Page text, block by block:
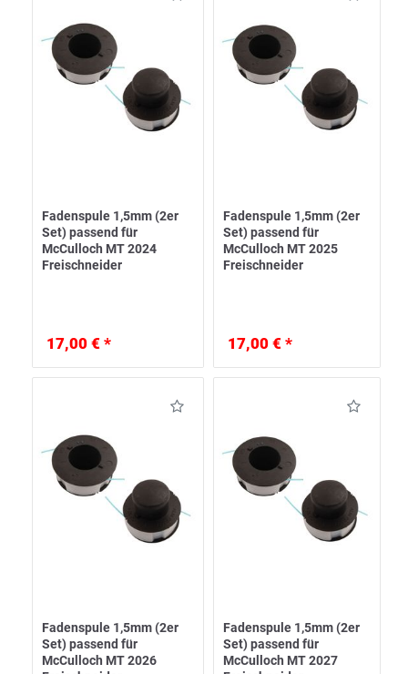
Fadenspule 1,5mm (2er
Set) passend für
McCulloch MT 2024
Freischneider
17,00 € *
Fadenspule 1,5mm (2er
Set) passend für
McCulloch MT 2025
Freischneider
17,00 € *
Fadenspule 1,5mm (2er
Set) passend für
McCulloch MT 2026
Fadenspule 1,5mm (2er
Set) passend für
McCulloch MT 2027